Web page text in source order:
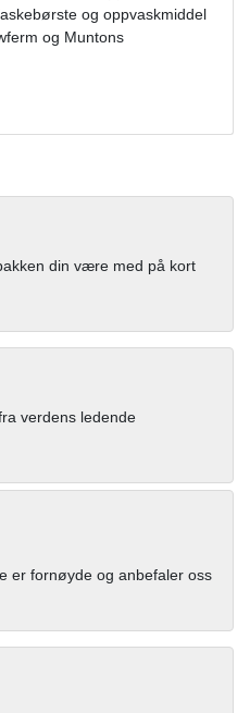
og oppvaskmiddel
og Muntons
din være med på kort
verdens ledende
er fornøyde og anbefaler oss